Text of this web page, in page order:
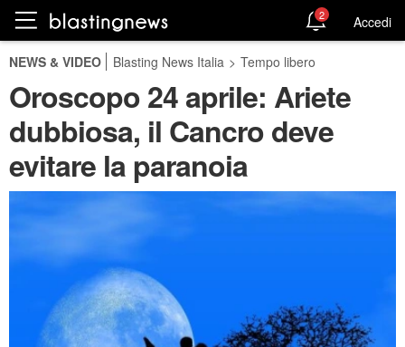
2 Accedi
NEWS & VIDEO Blasting News Italia > Tempo libero
Oroscopo 24 aprile: Ariete
dubbiosa, il Cancro deve
evitare la paranoia